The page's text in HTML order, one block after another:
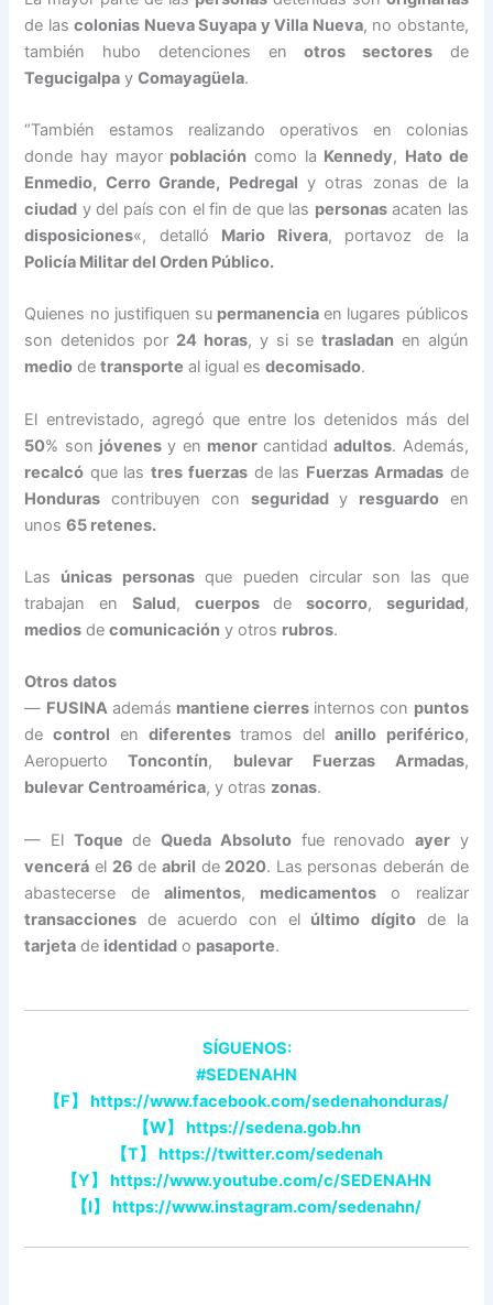
de lascolonias Nueva Suyapa y Villa Nueva, no obstante,
también hubo detenciones enotros sectoresde
Tegucigalpa yComayagüela.
“También estamos realizando operativos en colonias
donde hay mayor población como la Kennedy, Hato de
Enmedio, Cerro Grande, Pedregal y otras zonas de la
ciudad y del país con el fin de que las personasacaten las
disposiciones«, detalló Mario Rivera, portavoz de la
Policía Militar del Orden Público.
Quienes no justifiquen su permanencia en lugares públicos
son detenidos por 24 horas, y si se trasladanen algún
medio detransporte al igual esdecomisado.
El entrevistado, agregó que entre los detenidos más del
50% son jóvenesy en menorcantidadadultos. Además,
recalcó que las tres fuerzas de las Fuerzas Armadas de
Honduras contribuyen con seguridady resguardoen
unos65 retenes.
Las únicas personas que pueden circular son las que
trabajan en Salud, cuerposde socorro, seguridad,
medios decomunicación y otros rubros.
Otros datos
— FUSINAademás mantiene cierres internos con puntos
decontrol en diferentestramos del anillo periférico,
AeropuertoToncontín, bulevar Fuerzas Armadas,
bulevar Centroamérica, y otras zonas.
— El Toque de Queda Absoluto fue renovadoayer y
vencerá el 26 de abril de 2020. Las personas deberán de
abastecerse de alimentos, medicamentos o realizar
transacciones de acuerdo con el último dígito de la
tarjeta de identidad o pasaporte.
SÍGUENOS:
#SEDENAHN
【F】
https://www.facebook.com/sedenahonduras/
【W】
https://sedena.gob.hn
【T】
https://twitter.com/sedenah
【Y】
https://www.youtube.com/c/SEDENAHN
【I】 https://www.instagram.com/sedenahn/